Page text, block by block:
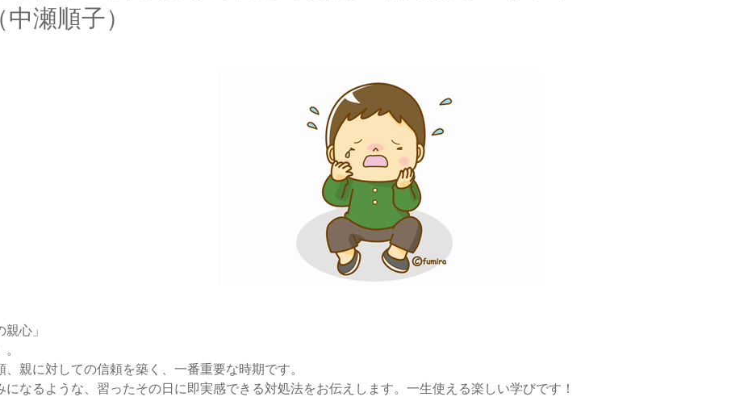
瀬順子）
心」
親に対しての信頼を築く、一番重要な時期です。
なるような、習ったその日に即実感できる対処法をお伝えします。一生使える楽しい学びです！